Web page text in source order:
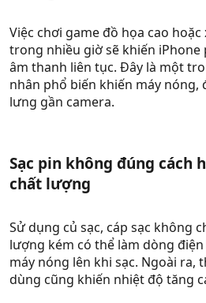
Việc chơi game đồ họa cao
trong nhiều giờ sẽ khiến iPhone
âm thanh liên tục. Đây là một
nhân phổ biến khiến máy nóng,
lưng gần camera.
Sạc pin không đúng cách
chất lượng​
Sử dụng củ sạc, cáp sạc không
lượng kém có thể làm dòng
máy nóng lên khi sạc. Ngoài ra,
dùng cũng khiến nhiệt độ tăng